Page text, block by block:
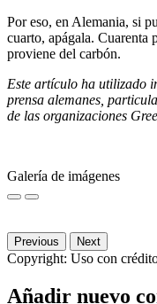
Por eso, en Alemania, si
cuarto, apágala. Cuarenta
proviene del carbón.
Este artículo ha utilizado
prensa alemanes,
de las organizaciones
Galería de imágenes
Previous Next
Copyright: Uso con
Añadir nuevo